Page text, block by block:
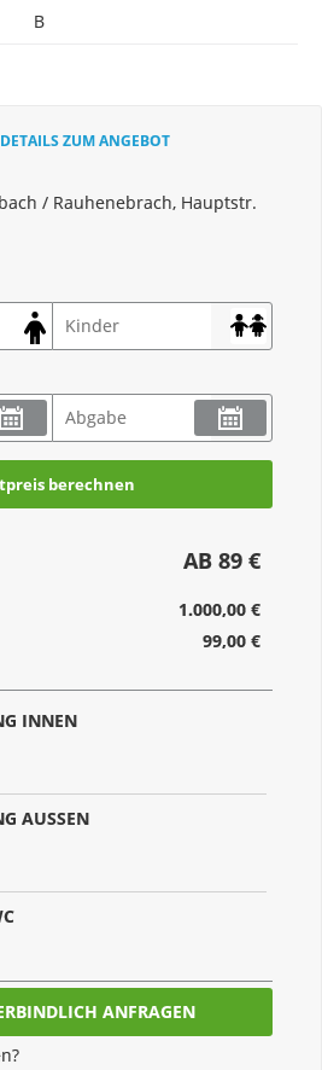
B
ZUM ANGEBOT
/ Rauhenebrach, Hauptstr.
berechnen
AB 89 €
1.000,00 €
99,00 €
INNEN
AUSSEN